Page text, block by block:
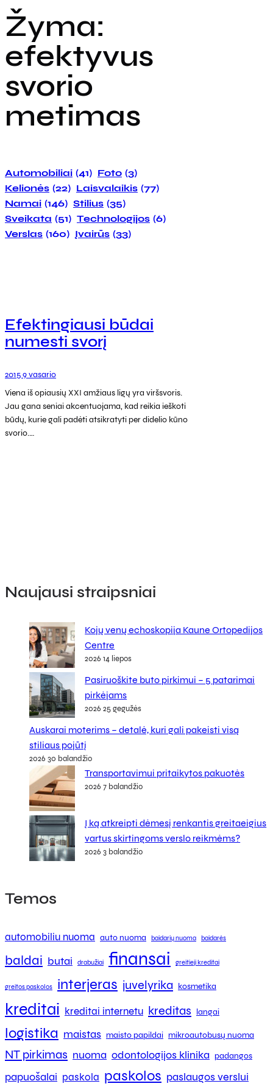
Žyma:
efektyvus
svorio
metimas
Automobiliai (41) Foto (3)
Kelionės (22) Laisvalaikis (77)
Namai (146) Stilius (35)
Sveikata (51) Technologijos (6)
Verslas (160) Įvairūs (33)
Efektingiausi būdai
numesti svorį
2015 9 vasario
Viena iš opiausių XXI amžiaus ligų yra viršsvoris.
Jau gana seniai akcentuojama, kad reikia ieškoti
būdų, kurie gali padėti atsikratyti per didelio kūno
svorio.…
Naujausi straipsniai
Kojų venų echoskopija Kaune Ortopedijos
Centre
2026 14 liepos
Pasiruoškite buto pirkimui – 5 patarimai
pirkėjams
2026 25 gegužės
Auskarai moterims – detalė, kuri gali pakeisti visą
stiliaus pojūtį
2026 30 balandžio
Transportavimui pritaikytos pakuotės
2026 7 balandžio
Į ką atkreipti dėmesį renkantis greitaeigius
vartus skirtingoms verslo reikmėms?
2026 3 balandžio
Temos
automobiliu nuoma auto nuoma baidarių nuoma baidarės
baldai butai drabužiai finansai greitieji kreditai
greitos paskolos interjeras juvelyrika kosmetika
kreditai kreditai internetu kreditas langai
logistika maistas maisto papildai mikroautobusų nuoma
NT pirkimas nuoma odontologijos klinika padangos
papuošalai paskola paskolos paslaugos verslui